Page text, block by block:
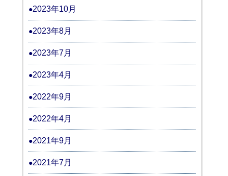
2023年10月
2023年8月
2023年7月
2023年4月
2022年9月
2022年4月
2021年9月
2021年7月